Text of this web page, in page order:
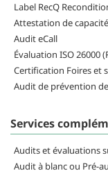
Label RecQ
Attestation de
Audit eCall
Évaluation ISO 26000
Certification Foires et
Audit de prévention
Services
Audits et évaluations
Audit à blanc ou Pré-